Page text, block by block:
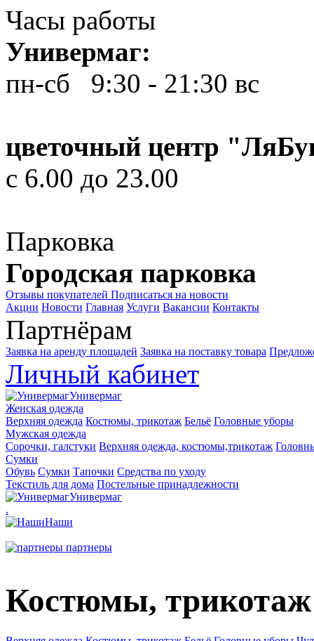
Часы работы
Универмаг:
пн-сб 9:30 - 21:30 вс
цветочный центр
с 6.00 до 23.00
Парковка
Городская парковка
Отзывы покупателей Подписаться на новости
Акции Новости Главная Услуги Вакансии Контакты
Партнёрам
Заявка на аренду площадей Заявка на поставку товара
Личный кабинет
Универмаг
Женская одежда
Верхняя одежда Костюмы, трикотаж Бельё Головные уборы
Мужская одежда
Сорочки, галстуки Верхняя одежда, костюмы,трикотаж
Сумки
Обувь Сумки Тапочки Средства по уходу
Текстиль для дома Постельные принадлежности
Универмаг
.
Наши
партнеры
Костюмы, трикотаж